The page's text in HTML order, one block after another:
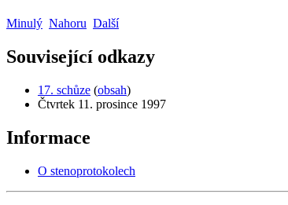
Minulý Nahoru Další
Související odkazy
17. schůze (obsah)
Čtvrtek 11. prosince 1997
Informace
O stenoprotokolech